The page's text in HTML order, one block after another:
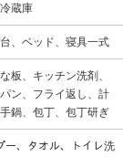
蔵庫
、ベッド、寝具一式
板、キッチン洗剤、
ン、フライ返し、計
鍋、包丁、包丁研ぎ
ー、タオル、トイレ洗